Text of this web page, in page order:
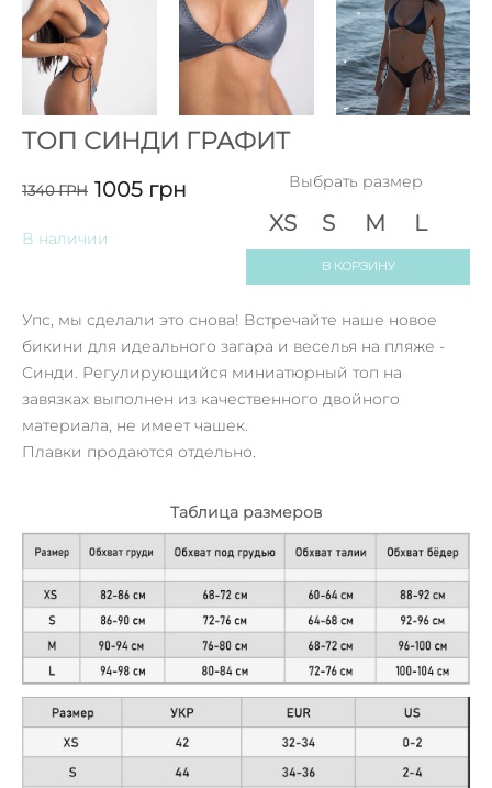
ТОП СИНДИ ГРАФИТ
1340ГРН 1005 грн
В наличии
Выбрать размер
XS S M L
В КОРЗИНУ
Упс, мы сделали это снова! Встречайте наше новое
бикини для идеального загара и веселья на пляже -
Синди. Регулирующийся миниатюрный топ на
завязках выполнен из качественного двойного
материала, не имеет чашек.
Плавки продаются отдельно.
Таблица размеров